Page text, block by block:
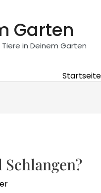
Garten
in Deinem Garten
Startseite
Schlangen?